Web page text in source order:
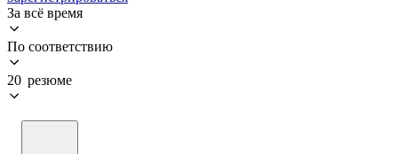
За всё время
По соответствию
20 резюме